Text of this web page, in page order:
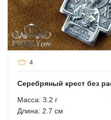
4
Cеребряный крест без
Масса: 3.2 г
Длина: 2.7 см